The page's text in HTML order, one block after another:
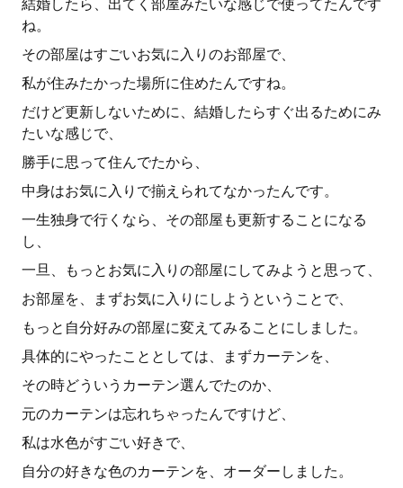
結婚したら、出てく部屋みたいな感じで使ってたんです
ね。
その部屋はすごいお気に入りのお部屋で、
私が住みたかった場所に住めたんですね。
だけど更新しないために、結婚したらすぐ出るためにみ
たいな感じで、
勝手に思って住んでたから、
中身はお気に入りで揃えられてなかったんです。
一生独身で行くなら、その部屋も更新することになる
し、
一旦、もっとお気に入りの部屋にしてみようと思って、
お部屋を、まずお気に入りにしようということで、
もっと自分好みの部屋に変えてみることにしました。
具体的にやったこととしては、まずカーテンを、
その時どういうカーテン選んでたのか、
元のカーテンは忘れちゃったんですけど、
私は水色がすごい好きで、
自分の好きな色のカーテンを、オーダーしました。